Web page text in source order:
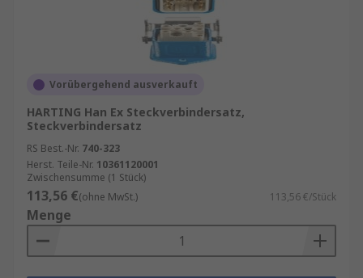
Vorübergehend ausverkauft
HARTING Han Ex Steckverbindersatz,
Steckverbindersatz
RS Best.-Nr. 740-323
Herst. Teile-Nr. 10361120001
Zwischensumme (1 Stück)
113,56 €(ohne MwSt.) 113,56 €/Stück
Menge